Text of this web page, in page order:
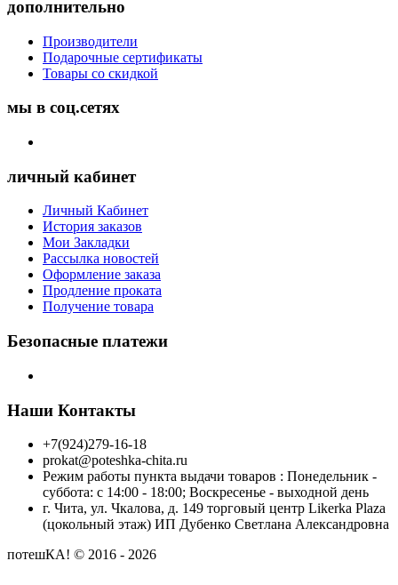
дополнительно
Производители
Подарочные сертификаты
Товары со скидкой
мы в соц.сетях
личный кабинет
Личный Кабинет
История заказов
Мои Закладки
Рассылка новостей
Оформление заказа
Продление проката
Получение товара
Безопасные платежи
Наши Контакты
+7(924)279-16-18
prokat@poteshka-chita.ru
Режим работы пункта выдачи товаров : Понедельник -
суббота: с 14:00 - 18:00; Воскресенье - выходной день
г. Чита, ул. Чкалова, д. 149 торговый центр Likerka Plaza
(цокольный этаж) ИП Дубенко Светлана Александровна
потешКА! © 2016 - 2026